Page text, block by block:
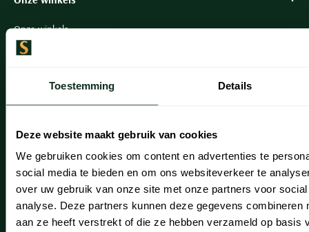
Toestemming Details
Deze website maakt gebruik van cookies
We gebruiken cookies om content en advertenties te
social media te bieden en om ons websiteverkeer te
over uw gebruik van onze site met onze partners voor
analyse. Deze partners kunnen deze gegevens combineren
aan ze heeft verstrekt of die ze hebben verzameld op basis
Onze winkels
Heemstede
Hillegom
Leiderdorp
Lisse
Noordwijk
Oegstgeest
Openingstijden winkels